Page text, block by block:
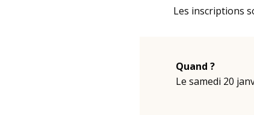
Les inscriptions
Quand ?
Le samedi 20